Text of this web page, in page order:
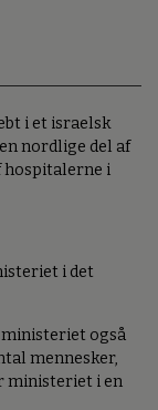
i et israelsk
nordlige del af
hospitalerne i
i det
også
mennesker,
ministeriet i en